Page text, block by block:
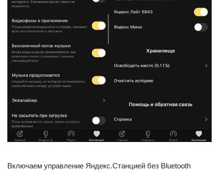
Включаем управление Яндекс.Станцией без Bluetooth